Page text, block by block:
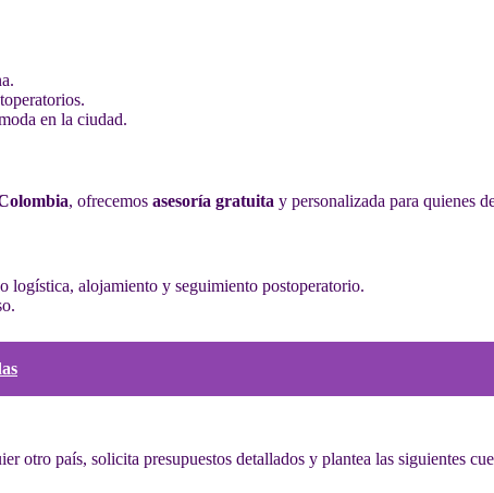
en la ciudad.
, ofrecemos asesoría gratuita y personalizada para quienes
logística, alojamiento y seguimiento postoperatorio.
otro país, solicita presupuestos detallados y plantea las siguientes